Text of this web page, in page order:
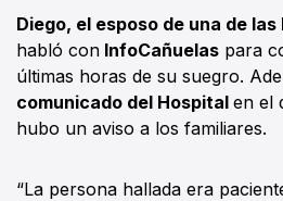
Diego, el esposo de una de
habló con InfoCañuelas para
últimas horas de su suegro.
comunicado del Hospital en el
hubo un aviso a los familiares.
“La persona hallada era